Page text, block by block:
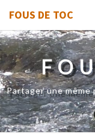
FOUS DE TOC
Partager une